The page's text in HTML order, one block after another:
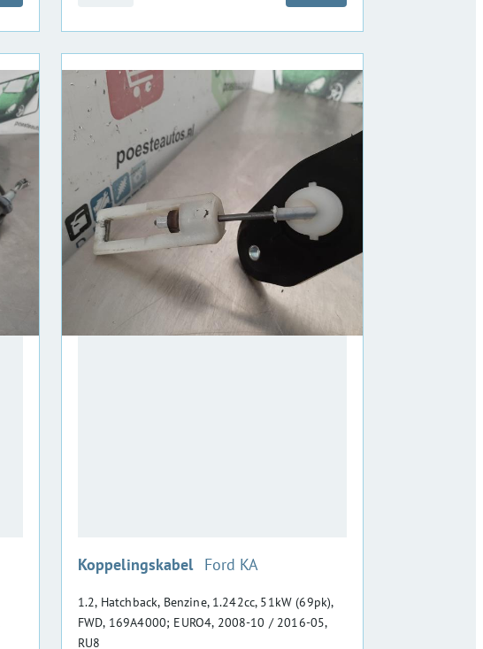
Koppelingskabel :Ford KA
1.2, Hatchback, Benzine, 1.242cc, 51kW (69pk),
FWD, 169A4000; EURO4, 2008-10 / 2016-05,
RU8